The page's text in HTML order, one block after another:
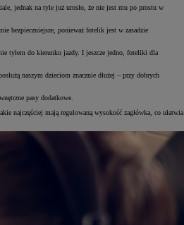
jednak na tyle już urosło, że nie jest mu po prostu w
bezpieczniejsze, ponieważ fotelik jest w zasadzie
tyłem do kierunku jazdy. I jeszcze jedno, foteliki dla
naszym dzieciom znacznie dłużej – przy dobrych
pasy dodatkowe.
najczęściej mają regulowaną wysokość zagłówka, co ułatwia